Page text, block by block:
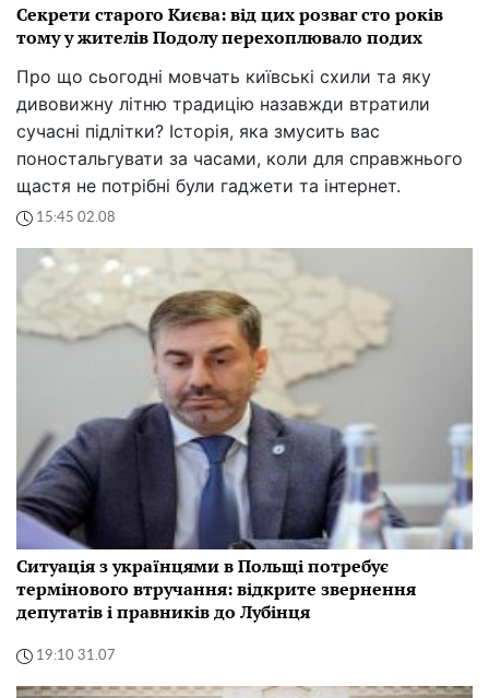
Секрети старого Києва: від цих розваг сто років
тому у жителів Подолу перехоплювало подих
Про що сьогодні мовчать київські схили та яку
дивовижну літню традицію назавжди втратили
сучасні підлітки? Історія, яка змусить вас
поностальгувати за часами, коли для справжнього
щастя не потрібні були гаджети та інтернет.
15:45 02.08
Ситуація з українцями в Польщі потребує
термінового втручання: відкрите звернення
депутатів і правників до Лубінця
19:10 31.07